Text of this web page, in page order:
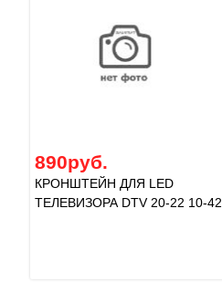
890руб.
КРОНШТЕЙН ДЛЯ LED
ТЕЛЕВИЗОРА DTV 20-22 10-42